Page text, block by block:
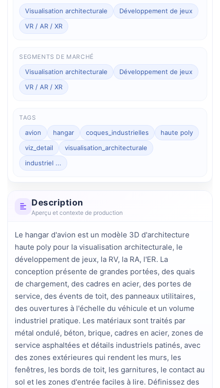
Visualisation architecturale
Développement de jeux
VR / AR / XR
SEGMENTS DE MARCHÉ
Visualisation architecturale
Développement de jeux
VR / AR / XR
TAGS
avion hangar coques_industrielles
haute poly
viz_detail
visualisation_architecturale
industriel ...
Description
Aperçu et contexte de production
Le hangar d'avion est un modèle 3D d'architecture
haute poly pour la visualisation architecturale, le
développement de jeux, la RV, la RA, l'ER. La
conception présente de grandes portées, des quais
de chargement, des cadres en acier, des portes de
service, des évents de toit, des panneaux utilitaires,
des ouvertures à l'échelle du véhicule et un volume
industriel pratique. Les matériaux sont traités par
métal ondulé, béton, brique, cadres en acier, zones de
service asphaltées et détails industriels patinés, avec
des zones extérieures qui rendent les murs, les
fenêtres, les bords de toit, les garnitures, le contact au
sol et les zones d'entrée faciles à lire. Définissez des